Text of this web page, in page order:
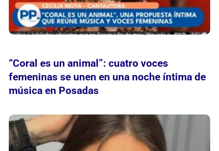
“Coral es un animal”: cuatro voces
femeninas se unen en una noche íntima de
música en Posadas